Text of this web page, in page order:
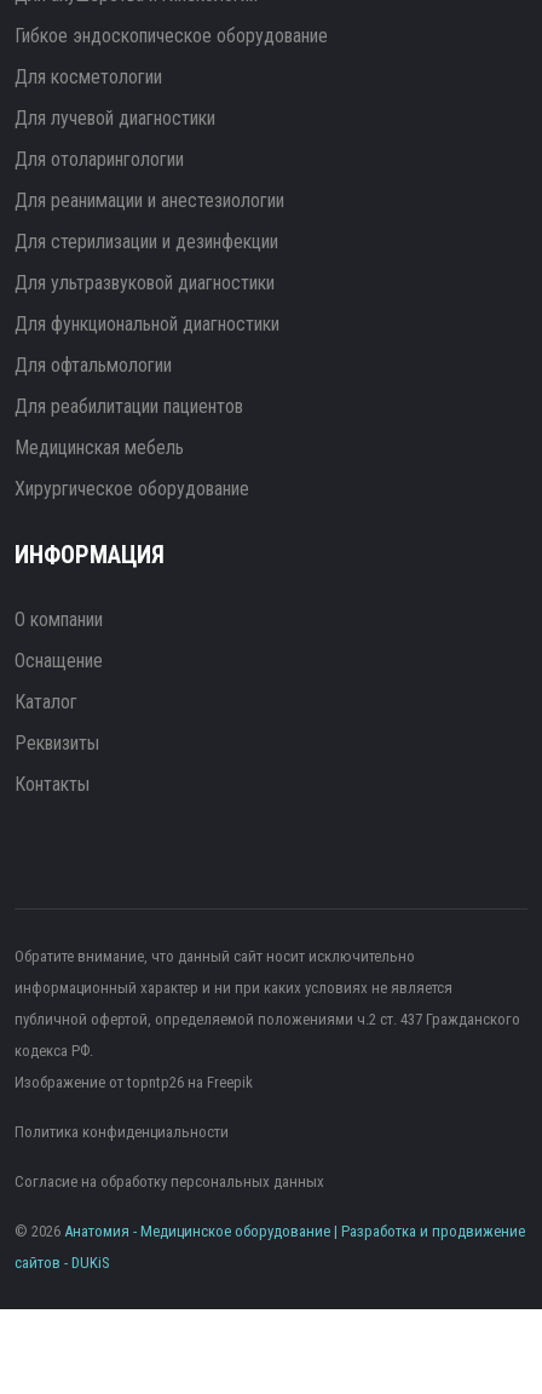
Гибкое эндоскопическое оборудование
Для косметологии
Для лучевой диагностики
Для отоларингологии
Для реанимации и анестезиологии
Для стерилизации и дезинфекции
Для ультразвуковой диагностики
Для функциональной диагностики
Для офтальмологии
Для реабилитации пациентов
Медицинская мебель
Хирургическое оборудование
ИНФОРМАЦИЯ
О компании
Оснащение
Каталог
Реквизиты
Контакты
Обратите внимание, что данный сайт носит исключительно
информационный характер и ни при каких условиях не является
публичной офертой, определяемой положениями ч.2 ст. 437 Гражданского
кодекса РФ.
Изображение от topntp26 на Freepik
Политика конфиденциальности
Согласие на обработку персональных данных
© 2026 Анатомия - Медицинское оборудование | Разработка и продвижение
сайтов - DUKiS